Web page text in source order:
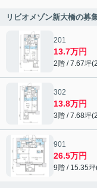
リビオメゾン新大橋の募
201
13.7万円
2階 / 7.67坪
302
13.8万円
3階 / 7.68坪
901
26.5万円
9階 / 15.35